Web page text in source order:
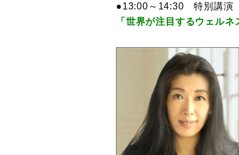
●13:00～14:30 特別講演
「世界が注目するウェル